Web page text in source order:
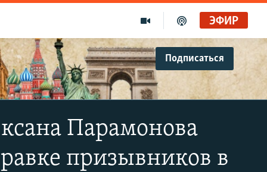
ЭФИР
Подписаться
Парамонова
призывников в